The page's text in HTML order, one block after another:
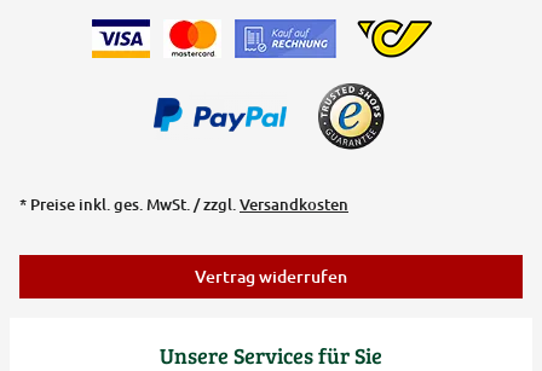
Unsere Services für Sie
* Preise inkl. ges. MwSt. / zzgl.Versandkosten
Vertrag widerrufen